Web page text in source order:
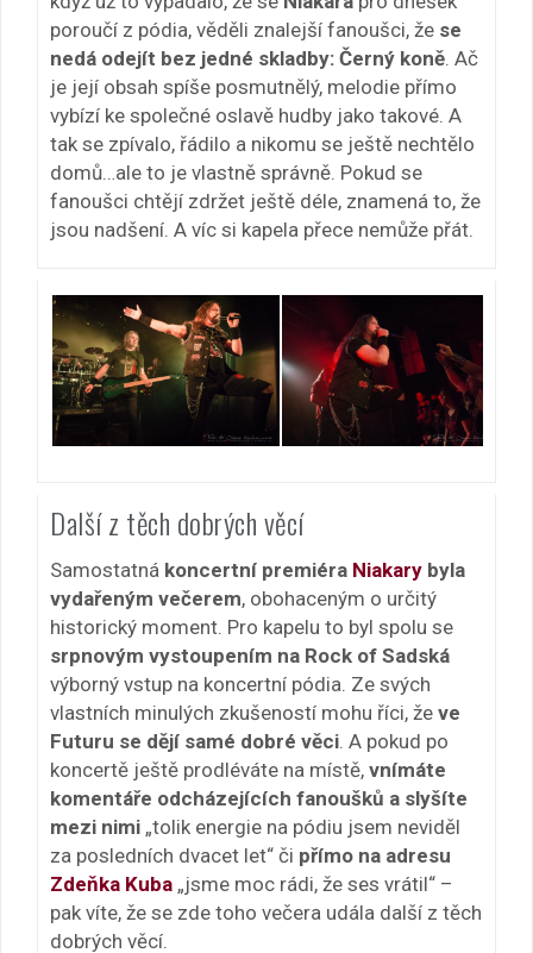
poroučí z pódia, věděli znalejší fanoušci, že se
nedá odejít bez jedné skladby: Černý koně . Ač
je její obsah spíše posmutnělý, melodie přímo
vybízí ke společné oslavě hudby jako takové. A
tak se zpívalo, řádilo a nikomu se ještě nechtělo
domů…ale to je vlastně správně. Pokud se
fanoušci chtějí zdržet ještě déle, znamená to, že
jsou nadšení. A víc si kapela přece nemůže přát.
Další z těch dobrých věcí
Samostatná koncertní premiéra Niakary byla
vydařeným večerem, obohaceným o určitý
historický moment. Pro kapelu to byl spolu se
srpnovým vystoupením na Rock of Sadská
výborný vstup na koncertní pódia. Ze svých
vlastních minulých zkušeností mohu říci, že ve
Futuru se dějí samé dobré věci . A pokud po
koncertě ještě prodléváte na místě, vnímáte
komentáře odcházejících fanoušků a slyšíte
mezi nimi „tolik energie na pódiu jsem neviděl
za posledních dvacet let“ či přímo na adresu
Zdeňka Kuba „jsme moc rádi, že ses vrátil“ –
pak víte, že se zde toho večera udála další z těch
dobrých věcí.